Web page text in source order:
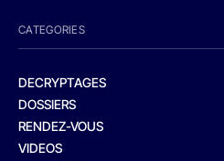
CATEGORIES
DECRYPTAGES
DOSSIERS
RENDEZ-VOUS
VIDEOS